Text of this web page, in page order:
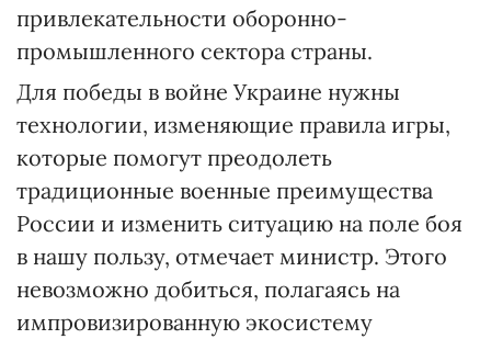
привлекательности оборонно-
промышленного сектора страны.
Для победы в войне Украине нужны
технологии, изменяющие правила игры,
которые помогут преодолеть
традиционные военные преимущества
России и изменить ситуацию на поле боя
в нашу пользу, отмечает министр. Этого
невозможно добиться, полагаясь на
импровизированную экосистему